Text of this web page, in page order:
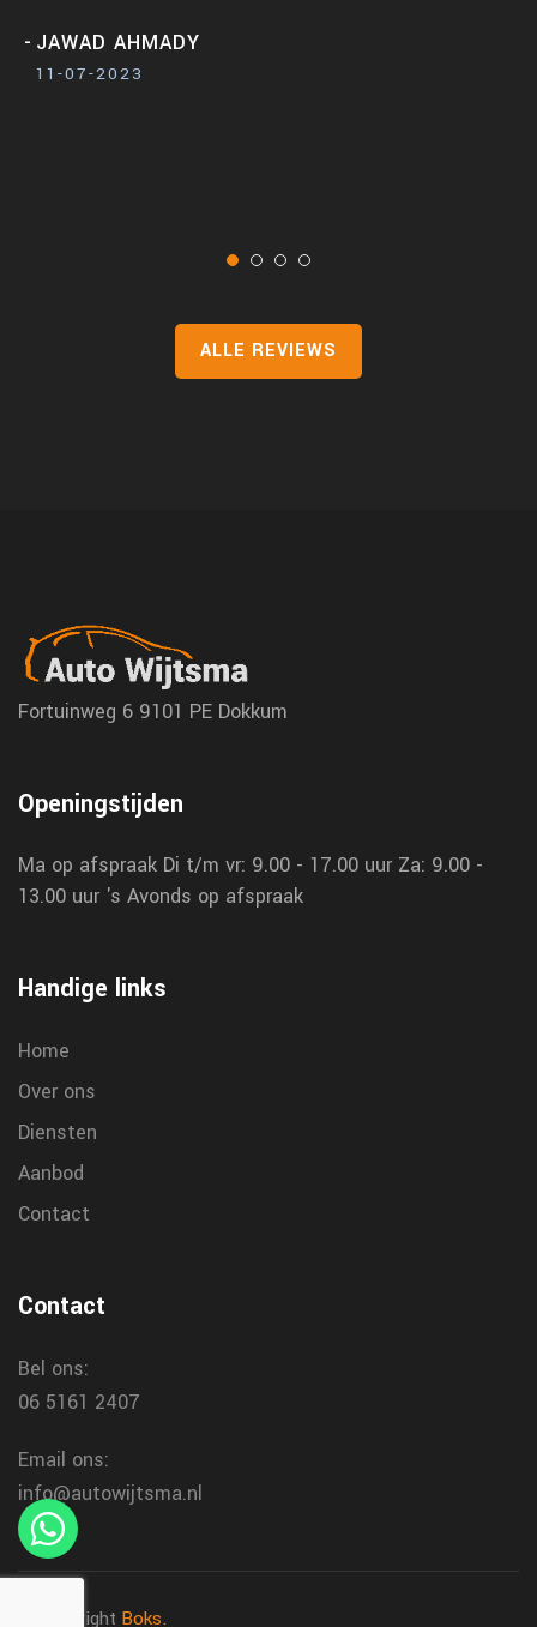
JAWAD AHMADY
11-07-2023
ALLE REVIEWS
Fortuinweg 6 9101 PE Dokkum
Openingstijden
Ma op afspraak Di t/m vr: 9.00 - 17.00 uur Za: 9.00 -
13.00 uur 's Avonds op afspraak
Handige links
Home
Over ons
Diensten
Aanbod
Contact
Contact
Bel ons:
06 5161 2407
Email ons:
info@autowijtsma.nl
© Copyright Boks.